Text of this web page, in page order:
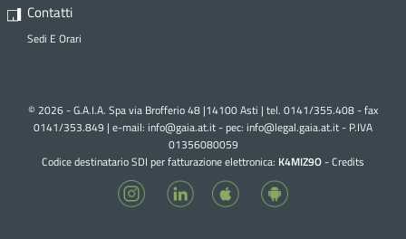
Contatti
Sedi E Orari
© 2026 - G.A.I.A. Spa via Brofferio 48 |14100 Asti | tel. 0141/355.408 - fax
0141/353.849 | e-mail: info@gaia.at.it - pec: info@legal.gaia.at.it- P.IVA
01356080059
Codice destinatario SDI per fatturazione elettronica: K4MIZ9O-Credits